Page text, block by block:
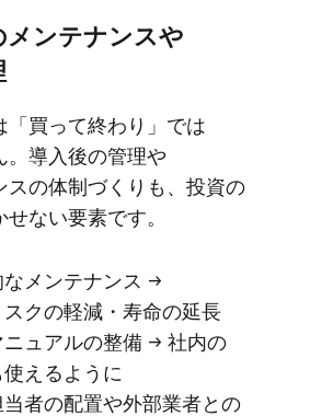
メンテナンスや​
「買って​終わり」では​
。​導入後の​管理や​
スの​体制づくりも、​投資の​
ない​要素です。
な​メンテナンス →
クの​軽減・寿命の​延長
ュアルの​整備 → 社内の​
えるように
者の​配置や​外部​業者との​